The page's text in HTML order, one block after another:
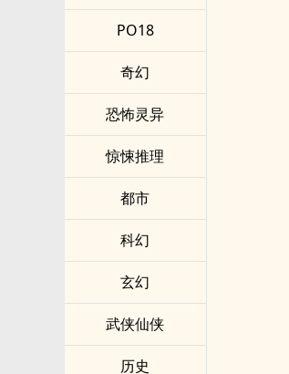
PO18
奇幻
恐怖灵异
惊悚推理
都市
科幻
玄幻
武侠仙侠
历史